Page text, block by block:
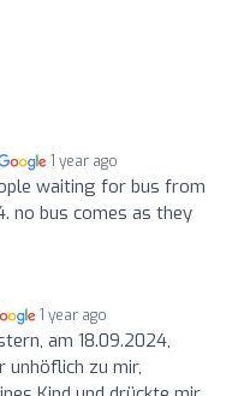
1 year ago
waiting for bus from
no bus comes as they
1 year ago
am 18.09.2024,
unhöflich zu mir,